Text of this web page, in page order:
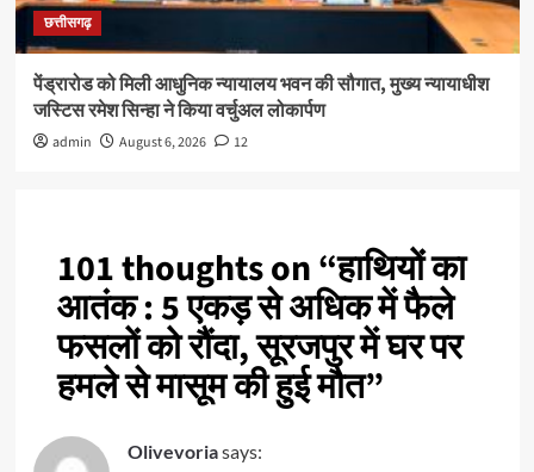
छत्तीसगढ़
पेंड्रारोड को मिली आधुनिक न्यायालय भवन की सौगात, मुख्य न्यायाधीश
जस्टिस रमेश सिन्हा ने किया वर्चुअल लोकार्पण
admin August 6, 2026 12
101 thoughts on “हाथियों का
आतंक : 5 एकड़ से अधिक में फैले
फसलों को रौंदा, सूरजपुर में घर पर
हमले से मासूम की हुई मौत”
Olivevoriasays: